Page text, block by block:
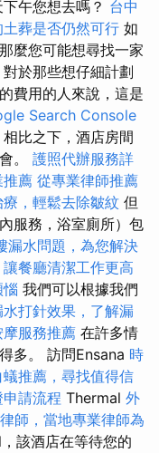
午您想去嗎？ 台中
葬是否仍然可行 如
麼您可能想尋找一家
於那些想仔細計劃
費用的人來說，這是
Search Console
相比之下，酒店房間
。 護照代辦服務詳
推薦 從專業律師推薦
，輕鬆去除皺紋 但
服務，浴室廁所）包
漏水問題，為您解決
餐廳清潔工作更高
我們可以根據我們
水打針效果，了解漏
摩服務推薦 在許多情
多。 訪問Ensana 時
蟻推薦，尋找值得信
請流程 Thermal 外
師，當地專業律師為
該酒店在等待您的